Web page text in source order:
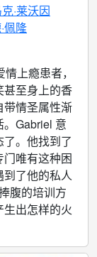
·莱沃因
佩隆
上瘾患者，
甚至身上的香
带情圣属性渐
Gabriel 意
。他找到了
唯有这种困
了他的私人
腹的培训方
出怎样的火